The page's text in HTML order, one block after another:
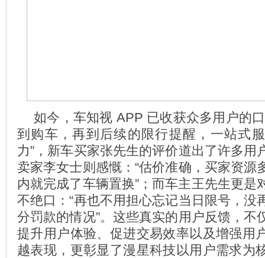
如今，车知视 APP 已收获众多用户的
到购车，再到后续的限行提醒，一站式
力”，新车买家张先生的评价道出了许多用
卖家李女士则感慨：“估价准确，买家资源
内就完成了车辆置换”；而车主王先生更是
不绝口：“再也不用担心忘记当日限号，没
分罚款的情况”。这些真实的用户反馈，不
提升用户体验、促进交易效率以及增强用
越表现，更彰显了漫星科技以用户需求为